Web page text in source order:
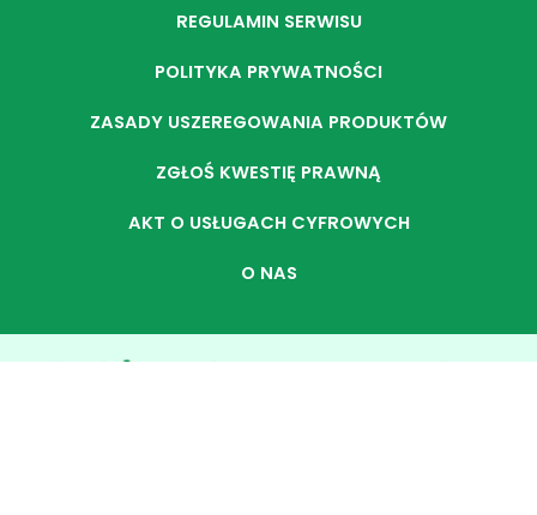
REGULAMIN SERWISU
POLITYKA PRYWATNOŚCI
ZASADY USZEREGOWANIA PRODUKTÓW
ZGŁOŚ KWESTIĘ PRAWNĄ
AKT O USŁUGACH CYFROWYCH
O NAS